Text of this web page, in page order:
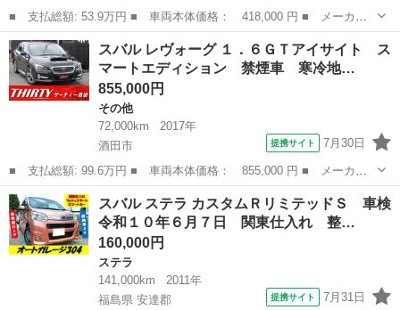
■ 支払総額: 53.9万円 ■ 車両本体価格： 418,000 円 ■ メーカー
名： スバル ■ 車種名： レガシィツーリングワゴン ■ グレード
名： ２．５ｉアイサイト Ｓパッケージ ４ＷＤ アイサイト 衝
突軽減 レー...
山形 山形市
スバル レヴォーグ １．６ＧＴアイサイト ス
マートエディション 禁煙車 寒冷地…
855,000円
その他
72,000km
2017年
酒田市
提携サイト 7月30日
■ 支払総額: 99.6万円 ■ 車両本体価格： 855,000 円 ■ メーカー
名： スバル ■ 車種名： レヴォーグ ■ グレード名： １．６Ｇ
Ｔアイサイト スマートエディション 禁煙車 寒冷地仕様 アプラ
イドＣ型 ア...
山形 酒田市
スバル ステラ カスタムＲリミテッドＳ 車検
令和１０年６月７日 関東仕入れ 整…
160,000円
ステラ
141,000km
2011年
福島県 安達郡
提携サイト 7月31日